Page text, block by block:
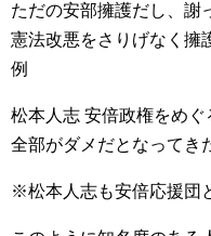
ただの安部擁護だし、謝
憲法改悪をさりげなく擁
例
松本人志 安倍政権をめぐ
全部がダメだとなってき
※松本人志も安倍応援団